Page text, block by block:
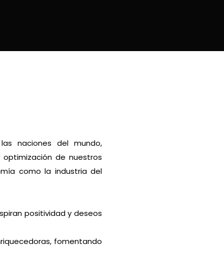
naciones del mundo,
de nuestros
como la industria del
positividad y deseos
fomentando